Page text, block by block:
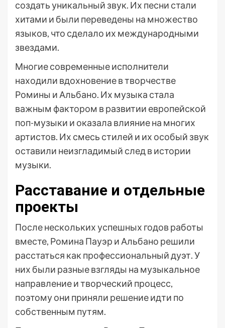
создать уникальный звук. Их песни стали
хитами и были переведены на множество
языков, что сделало их международными
звездами.
Многие современные исполнители
находили вдохновение в творчестве
Ромины и Альбано. Их музыка стала
важным фактором в развитии европейской
поп-музыки и оказала влияние на многих
артистов. Их смесь стилей и их особый звук
оставили неизгладимый след в истории
музыки.
Расставание и отдельные
проекты
После нескольких успешных годов работы
вместе, Ромина Пауэр и Альбано решили
расстаться как профессиональный дуэт. У
них были разные взгляды на музыкальное
направление и творческий процесс,
поэтому они приняли решение идти по
собственным путям.